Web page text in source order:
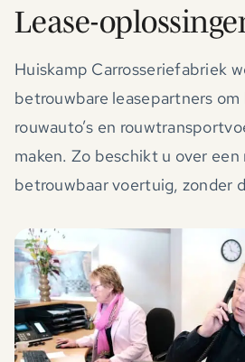
Services
Dealers
Contact
Lease-
Huiskamp Carrosseriefabriek
betrouwbare leasepartners om
rouwauto’s en
maken. Zo beschikt u over
betrouwbaar voertuig, zonder